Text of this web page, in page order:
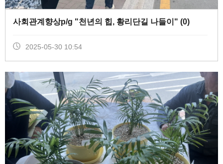
사회관계향상p/g "천년의 힙, 황리단길 나들이" (0)
2025-05-30 10:54